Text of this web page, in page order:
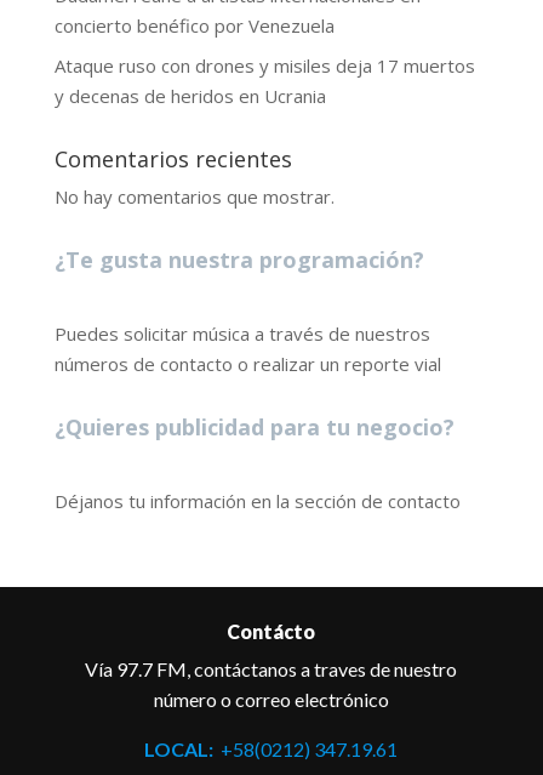
concierto benéfico por Venezuela
Ataque ruso con drones y misiles deja 17 muertos
y decenas de heridos en Ucrania
Comentarios recientes
No hay comentarios que mostrar.
¿Te gusta nuestra programación?
Puedes solicitar música a través de nuestros
números de contacto o realizar un reporte vial
¿Quieres publicidad para tu negocio?
Déjanos tu información en la sección de contacto
Contácto
Vía 97.7 FM, contáctanos a traves de nuestro
número o correo electrónico
LOCAL: +58(0212) 347.19.61